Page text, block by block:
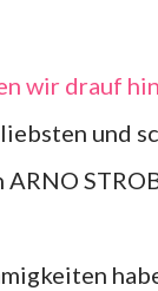
und
ARNO